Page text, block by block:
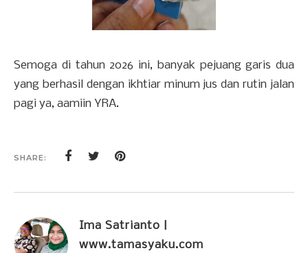
Semoga di tahun 2026 ini, banyak pejuang garis dua
yang berhasil dengan ikhtiar minum jus dan rutin jalan
pagi ya, aamiin YRA.
SHARE:
Ima Satrianto |
www.tamasyaku.com